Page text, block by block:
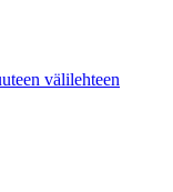
välilehteen